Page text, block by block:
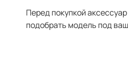
Перед покупкой
подобрать модель под